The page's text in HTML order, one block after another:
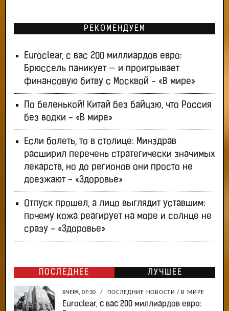
РЕКОМЕНДУЕМ
Euroclear, с вас 200 миллиардов евро:
Брюссель паникует — и проигрывает
финансовую битву с Москвой - «В мире»
По беленькой! Китай без байцзю, что Россия
без водки - «В мире»
Если болеть, то в столице: Минздрав
расширил перечень стратегически значимых
лекарств, но до регионов они просто не
доезжают - «Здоровье»
Отпуск прошел, а лицо выглядит уставшим:
почему кожа реагирует на море и солнце не
сразу - «Здоровье»
ПОСЛЕДНЕЕ ЛУЧШЕЕ
ВЧЕРА, 07:30 / ПОСЛЕДНИЕ НОВОСТИ / В МИРЕ
Euroclear, с вас 200 миллиардов евро: